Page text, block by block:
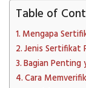
Table of
Mengapa
Jenis Sertifikat
Bagian Penting
Cara